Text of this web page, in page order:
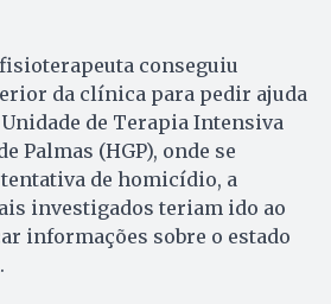
conseguiu
da clínica para pedir ajuda
de Terapia Intensiva
Palmas (HGP), onde se
de homicídio, a
investigados teriam ido ao
informações sobre o estado